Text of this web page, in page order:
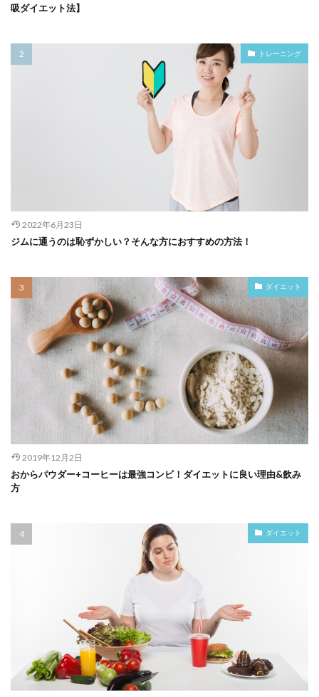
吸ダイエット法】
トレーニング
2022年6月23日
ジムに通うのは恥ずかしい？そんな方におすすめの方法！
ダイエット
2019年12月2日
おからパウダー+コーヒーは最強コンビ！ダイエットに良い理由&飲み
方
ダイエット